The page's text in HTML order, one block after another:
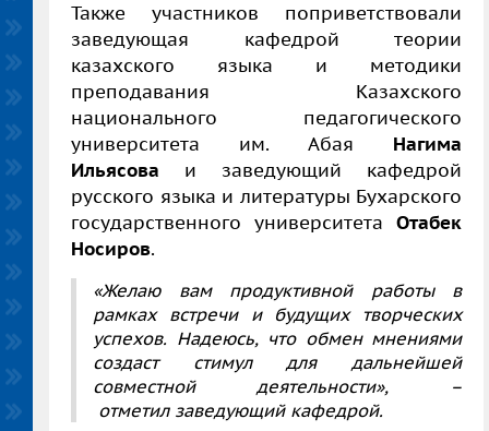
Также участников поприветствовали
заведующая кафедрой теории
казахского языка и методики
преподавания Казахского
национального педагогического
университета им. Абая Нагима
Ильясова и заведующий кафедрой
русского языка и литературы Бухарского
государственного университета Отабек
Носиров.
«Желаю вам продуктивной работы в
рамках встречи и будущих творческих
успехов. Надеюсь, что обмен мнениями
создаст стимул для дальнейшей
совместной деятельности»,
–
отметил заведующий кафедрой.